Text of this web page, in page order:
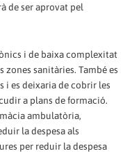
de ser aprovat pel
i de baixa complexitat
zones sanitàries. També es
i es deixaria de cobrir les
a plans de formació.
ambulatòria,
la despesa als
per reduir la despesa